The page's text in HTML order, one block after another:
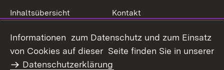
Inhaltsübersicht
Kontakt
Barrierefreiheit
Benutzungshinweise
Impressum
Informationen zum Datenschutz und zum Einsatz
von Cookies auf dieser Seite finden Sie in unserer
Datenschutzerklärung